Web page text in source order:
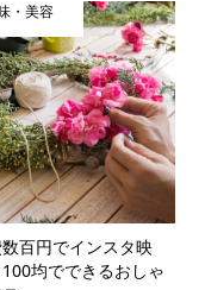
・美容
百円でインスタ映
均でできるおしゃ